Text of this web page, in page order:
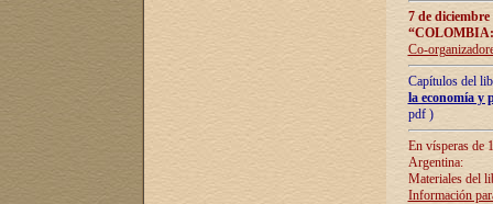
7 de
Co-
Capítulos del
la economía y
pdf )
En vísperas de
Argentina:
Materiales del
Información